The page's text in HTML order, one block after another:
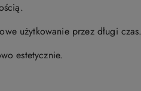
użytkowanie przez długi czas.
estetycznie.